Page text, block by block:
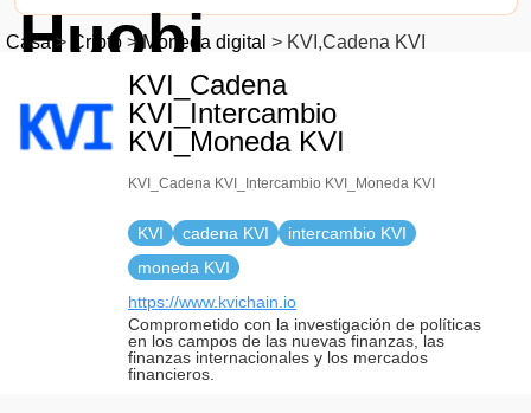
Huobi
criptointercambio
URL：https://
Casa> Cripto > Moneda digital > KVI,Cadena KVI
KVI_Cadena
KVI_Intercambio
KVI_Moneda KVI
KVI_Cadena KVI_Intercambio KVI_Moneda KVI
KVI cadena KVI
intercambio KVI
moneda KVI
https://www.kvichain.io
Comprometido con la investigación de políticas
en los campos de las nuevas finanzas, las
finanzas internacionales y los mercados
financieros.